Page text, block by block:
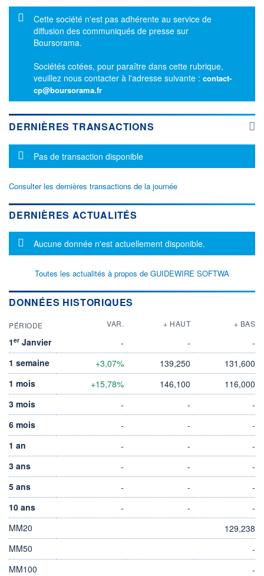
Message d'information
Cette société n'est pas adhérente au service de
diffusion des communiqués de presse sur
Boursorama.
Sociétés cotées, pour paraître dans cette rubrique,
veuillez nous contacter à l'adresse suivante : contact-
cp@boursorama.fr
DERNIÈRES TRANSACTIONS
Message d'information
Pas de transaction disponible
Consulter les dernières transactions de la journée
DERNIÈRES ACTUALITÉS
Message d'information
Aucune donnée n'est actuellement disponible.
Toutes les actualités à propos de GUIDEWIRE SOFTWA
DONNÉES HISTORIQUES
PÉRIODE VAR. + HAUT + BAS
1er Janvier - -
-
1 semaine
+3,07% 139,250
131,600
1 mois
+15,78% 146,100
116,000
3 mois
- -
-
6 mois
- -
-
1 an
- -
-
3 ans
- -
-
5 ans
- -
-
10 ans
- -
-
MM20
129,238
MM50
-
MM100
-